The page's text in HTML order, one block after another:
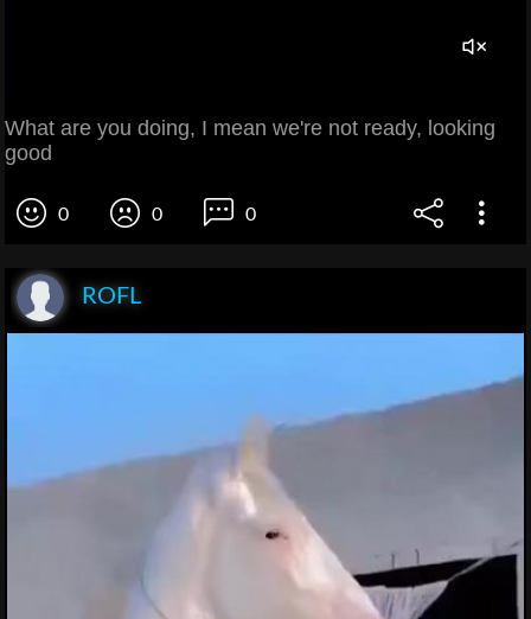
What are you doing, I mean we're not ready, looking
good
0 0 0
ROFL